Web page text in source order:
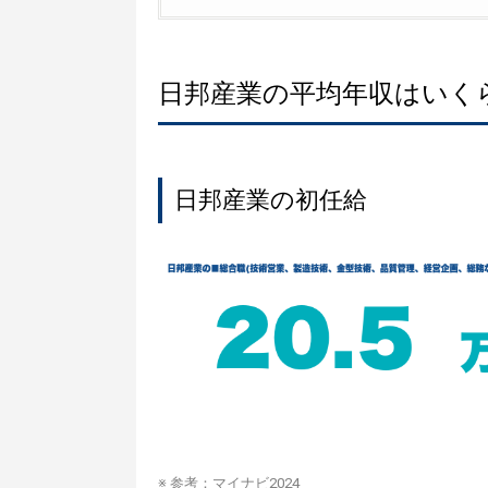
日邦産業の平均年収はいく
日邦産業の初任給
※ 参考： マイナビ2024